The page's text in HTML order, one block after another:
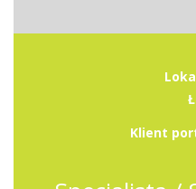
Klient